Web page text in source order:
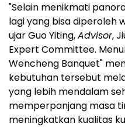
"Selain menikmati
lagi yang bisa diperoleh
ujar Guo Yiting,Advisor,
Expert Committee.
Wencheng Banquet"
kebutuhan tersebut
yang lebih mendalam
memperpanjang masa
meningkatkan kualitas